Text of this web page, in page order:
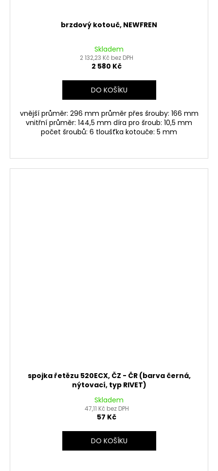
brzdový kotouč, NEWFREN
Skladem
2 132,23 Kč bez DPH
2 580 Kč
DO KOŠÍKU
vnější průměr: 296 mm průměr přes šrouby: 166 mm
vnitřní průměr: 144,5 mm díra pro šroub: 10,5 mm
počet šroubů: 6 tloušťka kotouče: 5 mm
spojka řetězu 520ECX, ČZ - ČR (barva černá,
nýtovací, typ RIVET)
Skladem
47,11 Kč bez DPH
57 Kč
DO KOŠÍKU